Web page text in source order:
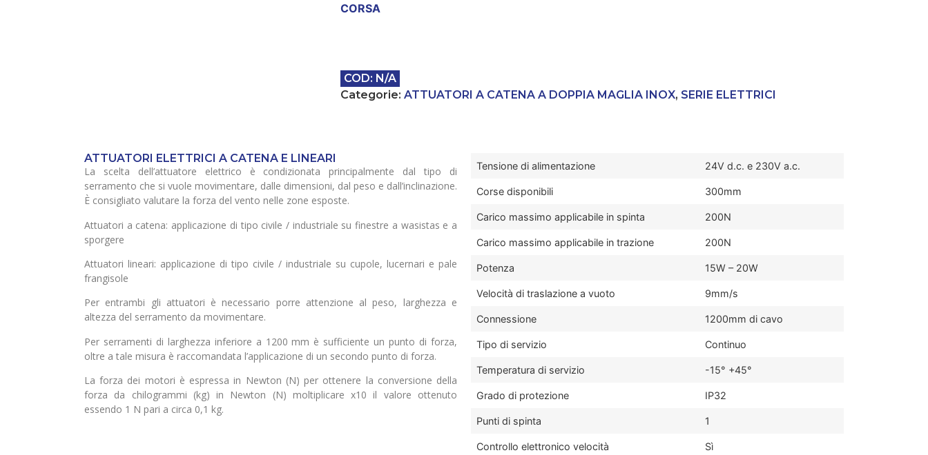
CORSA
COD: N/A
Categorie:ATTUATORI A CATENA A DOPPIA MAGLIA INOX, SERIE ELETTRICI
ATTUATORI ELETTRICI A CATENA E LINEARI
La scelta dell’attuatore elettrico è condizionata principalmente dal tipo di
serramento che si vuole movimentare, dalle dimensioni, dal peso e dall’inclinazione.
È consigliato valutare la forza del vento nelle zone esposte.
Attuatori a catena: applicazione di tipo civile / industriale su finestre a wasistas e a
sporgere
Attuatori lineari: applicazione di tipo civile / industriale su cupole, lucernari e pale
frangisole
Per entrambi gli attuatori è necessario porre attenzione al peso, larghezza e
altezza del serramento da movimentare.
Per serramenti di larghezza inferiore a 1200 mm è sufficiente un punto di forza,
oltre a tale misura è raccomandata l’applicazione di un secondo punto di forza.
La forza dei motori è espressa in Newton (N) per ottenere la conversione della
forza da chilogrammi (kg) in Newton (N) moltiplicare x10 il valore ottenuto
essendo 1 N pari a circa 0,1 kg.
Tensione di alimentazione 24V d.c. e 230V a.c.
Corse disponibili 300mm
Carico massimo applicabile in spinta 200N
Carico massimo applicabile in trazione 200N
Potenza 15W – 20W
Velocità di traslazione a vuoto 9mm/s
Connessione 1200mm di cavo
Tipo di servizio Continuo
Temperatura di servizio -15° +45°
Grado di protezione IP32
Punti di spinta 1
Controllo elettronico velocità Sì